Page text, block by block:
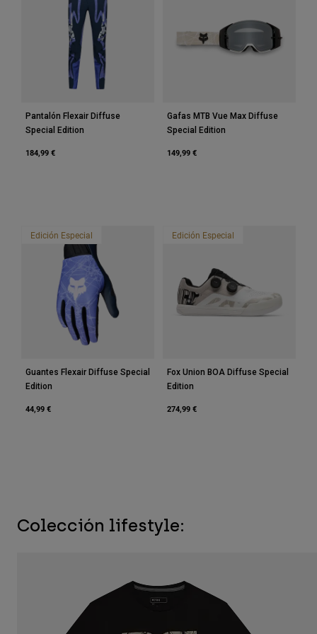
Accesorios
Bolsas y Mochilas
Gorras y Gorros
Pantalón Flexair Diffuse
Special Edition
184,99 €
Gafas MTB Vue Max Diffuse
Special Edition
149,99 €
Edición Especial
Guantes Flexair Diffuse Special
Edition
44,99 €
Edición Especial
Fox Union BOA Diffuse Special
Edition
274,99 €
Colección lifestyle: